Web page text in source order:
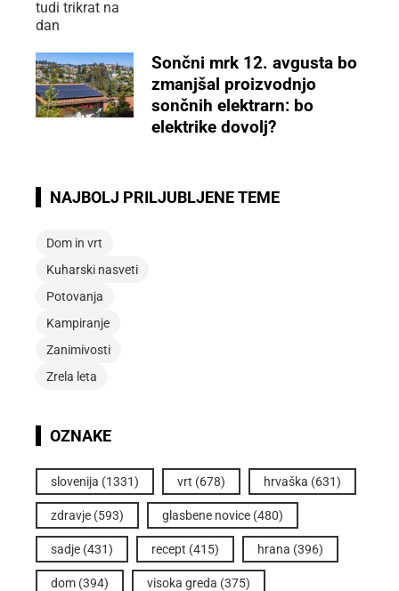
Sončni mrk 12. avgusta bo
zmanjšal proizvodnjo
sončnih elektrarn: bo
elektrike dovolj?
NAJBOLJ PRILJUBLJENE TEME
Dom in vrt
Kuharski nasveti
Potovanja
Kampiranje
Zanimivosti
Zrela leta
OZNAKE
slovenija (1331) vrt (678) hrvaška (631)
zdravje (593) glasbene novice (480)
sadje (431) recept (415) hrana (396)
dom (394) visoka greda (375)